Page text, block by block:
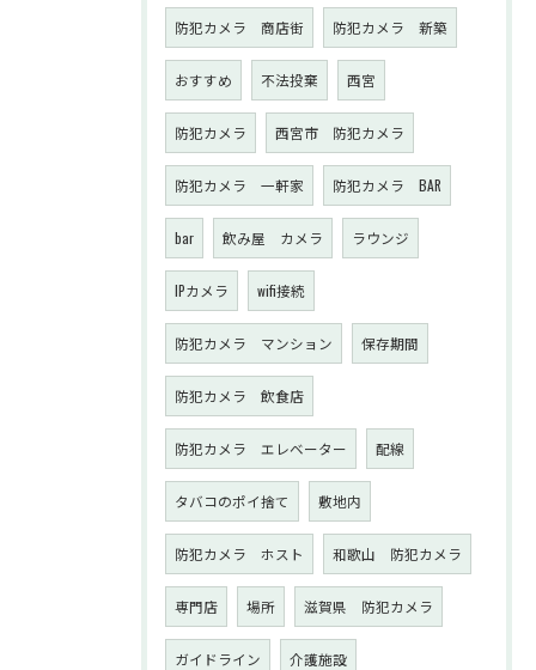
防犯カメラ 商店街 防犯カメラ 新築
おすすめ 不法投棄 西宮
防犯カメラ 西宮市 防犯カメラ
防犯カメラ 一軒家 防犯カメラ BAR
bar 飲み屋 カメラ ラウンジ
IPカメラ wifi接続
防犯カメラ マンション 保存期間
防犯カメラ 飲食店
防犯カメラ エレベーター 配線
タバコのポイ捨て 敷地内
防犯カメラ ホスト 和歌山 防犯カメラ
専門店 場所 滋賀県 防犯カメラ
ガイドライン 介護施設